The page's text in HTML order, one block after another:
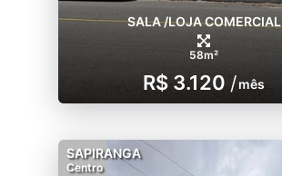
SALA /LOJA COMERCIAL
58m²
R$ 3.120 /mês
SAPIRANGA
Centro